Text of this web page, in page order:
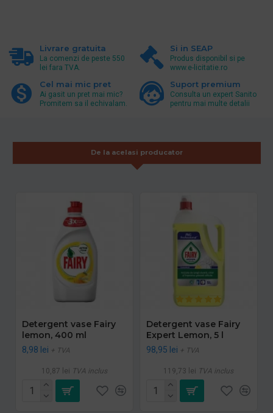
Livrare gratuita
La comenzi de peste 550
lei fara TVA.
Si in SEAP
Produs disponibil si pe
www.e-licitatie.ro
Cel mai mic pret
Ai gasit un pret mai mic?
Promitem sa il echivalam.
Suport premium
Consulta un expert Sanito
pentru mai multe detalii
De la acelasi producator
Detergent vase Fairy
lemon, 400 ml
8,98 lei + TVA
10,87 lei TVA inclus
Detergent vase Fairy
Expert Lemon, 5 l
98,95 lei + TVA
119,73 lei TVA inclus